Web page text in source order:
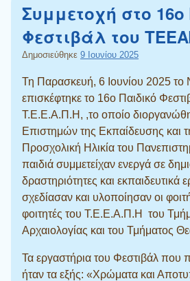
Συμμετοχή στο 16ο
Φεστιβάλ του
Δημοσιεύθηκε 9 Ιουνίου 2025
Τη Παρασκευή, 6 Ιουνίου 2025 το
επισκέφτηκε το 16ο Παιδικό
Τ.Ε.Ε.Α.Π.Η, ,το οποίο
Επιστημών της Εκπαίδευσης και
Προσχολική Ηλικία του
παιδιά συμμετείχαν ενεργά σε
δραστηριότητες και εκπαιδευτικά
σχεδίασαν και υλοποίησαν οι
φοιτητές του Τ.Ε.Ε.Α.Π.Η του
Αρχαιολογίας και του Τμήματος
Τα εργαστήρια του Φεστιβάλ που
ήταν τα εξής: «Χρώματα και